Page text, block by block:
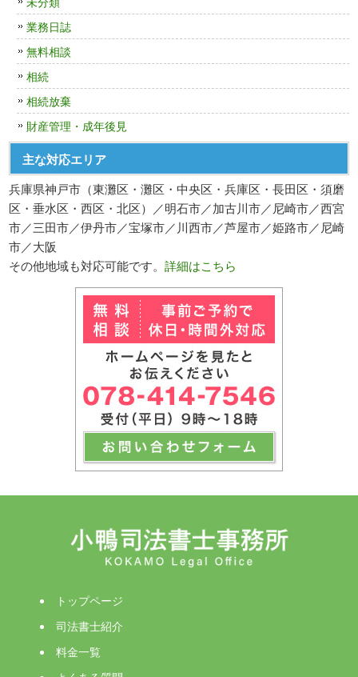
業務日誌
無料相談
相続
相続放棄
財産管理・成年後見
主な対応エリア
兵庫県神戸市（東灘区・灘区・中央区・兵庫区・長田区・須磨
区・垂水区・西区・北区）／明石市／加古川市／尼崎市／西宮
市／三田市／伊丹市／宝塚市／川西市／芦屋市／姫路市／尼崎
市／大阪
その他地域も対応可能です。詳細はこちら
トップページ
司法書士紹介
料金一覧